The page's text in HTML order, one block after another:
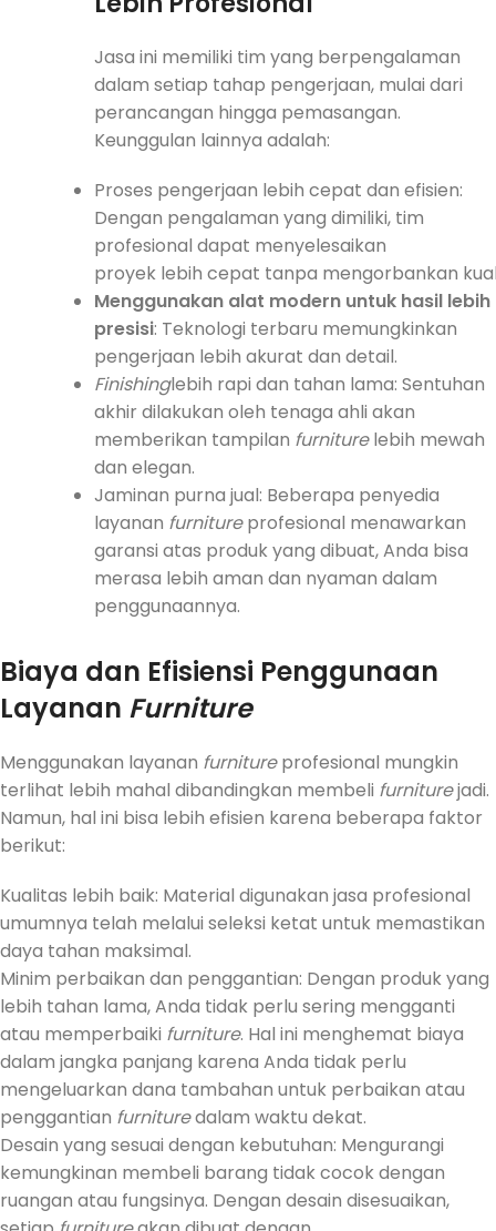
Jasa ini memiliki tim yang berpengalaman
dalam setiap tahap pengerjaan, mulai dari
perancangan hingga pemasangan.
Keunggulan lainnya adalah:
Proses pengerjaan lebih cepat dan efisien:
Dengan pengalaman yang dimiliki, tim
profesional dapat menyelesaikan
proyek lebih cepat tanpa mengorbankan
Menggunakan alat modern untuk hasil lebih
presisi: Teknologi terbaru memungkinkan
pengerjaan lebih akurat dan detail.
Finishinglebih rapi dan tahan lama: Sentuhan
akhir dilakukan oleh tenaga ahli akan
memberikan tampilan furniturelebih mewah
dan elegan.
Jaminan purna jual: Beberapa penyedia
layanan furnitureprofesional menawarkan
garansi atas produk yang dibuat, Anda bisa
merasa lebih aman dan nyaman dalam
penggunaannya.
Biaya dan Efisiensi Penggunaan
Layanan Furniture
Menggunakan layanan furnitureprofesional mungkin
terlihat lebih mahal dibandingkan membeli furniturejadi.
Namun, hal ini bisa lebih efisien karena beberapa faktor
berikut:
Kualitas lebih baik: Material digunakan jasa profesional
umumnya telah melalui seleksi ketat untuk memastikan
daya tahan maksimal.
Minim perbaikan dan penggantian: Dengan produk yang
lebih tahan lama, Anda tidak perlu sering mengganti
atau memperbaiki furniture. Hal ini menghemat biaya
dalam jangka panjang karena Anda tidak perlu
mengeluarkan dana tambahan untuk perbaikan atau
penggantian furnituredalam waktu dekat.
Desain yang sesuai dengan kebutuhan: Mengurangi
kemungkinan membeli barang tidak cocok dengan
ruangan atau fungsinya. Dengan desain disesuaikan,